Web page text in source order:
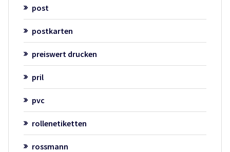
post
postkarten
preiswert drucken
pril
pvc
rollenetiketten
rossmann